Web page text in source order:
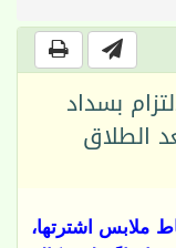
بسداد
الطلاق
ملابس اشترتها،